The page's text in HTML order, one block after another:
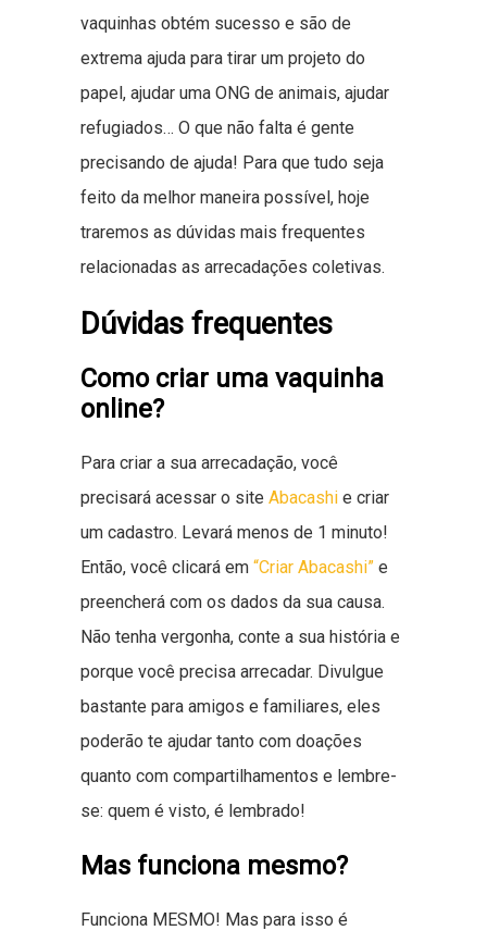
vaquinhas obtém sucesso e são de
extrema ajuda para tirar um projeto do
papel, ajudar uma ONG de animais, ajudar
refugiados… O que não falta é gente
precisando de ajuda! Para que tudo seja
feito da melhor maneira possível, hoje
traremos as dúvidas mais frequentes
relacionadas as arrecadações coletivas.
Dúvidas frequentes
Como criar uma vaquinha
online?
Para criar a sua arrecadação, você
precisará acessar o site Abacashi e criar
um cadastro. Levará menos de 1 minuto!
Então, você clicará em “Criar Abacashi” e
preencherá com os dados da sua causa.
Não tenha vergonha, conte a sua história e
porque você precisa arrecadar. Divulgue
bastante para amigos e familiares, eles
poderão te ajudar tanto com doações
quanto com compartilhamentos e lembre-
se: quem é visto, é lembrado!
Mas funciona mesmo?
Funciona MESMO! Mas para isso é